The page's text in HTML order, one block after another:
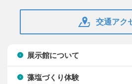
交通アク
展示館について
藻塩づくり体験